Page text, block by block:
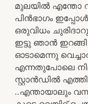
മുലയിൽ എന്തോ
പിൻഭാഗം
ഒരുവിധം
ഇട്ടു ഞാൻ
ഓടാമെന്നു
എന്നതുപോലെ
സ്റ്റാൻഡിൽ
..എന്തായാലും